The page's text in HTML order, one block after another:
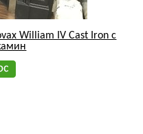
традиции
георгианской,
остается
солидных
бренда в этом